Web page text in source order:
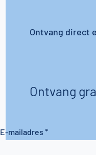
Ontvang
Ontvang direct
E-mailadres